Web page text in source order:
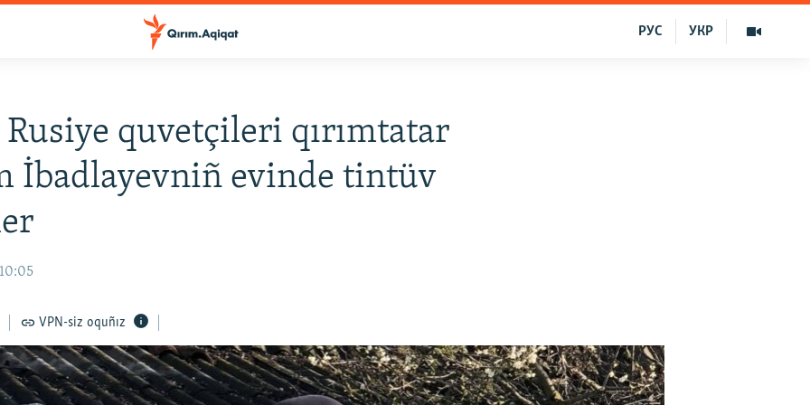
УКР
РУС
Rusiye quvetçileri qırımtatar
İbadlayevniñ evinde tintüv
VPN-siz oquñız